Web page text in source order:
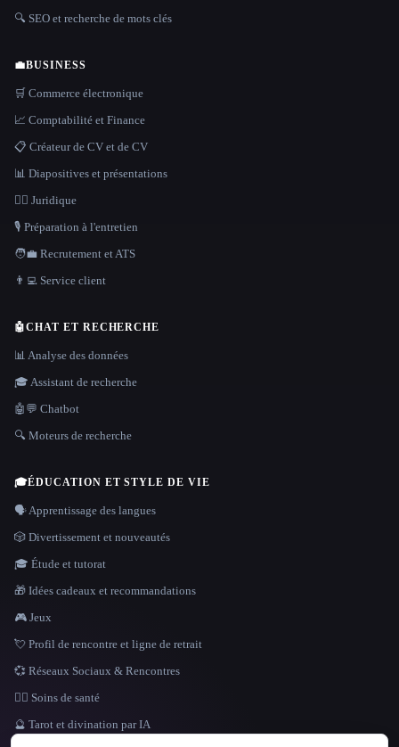
LANGUE
🔍 SEO et recherche de mots clés
💼BUSINESS
🛒 Commerce électronique
📈 Comptabilité et Finance
📋 Créateur de CV et de CV
📊 Diapositives et présentations
👩‍⚖️ Juridique
🎙️ Préparation à l'entretien
🧑‍💼 Recrutement et ATS
👨‍💻 Service client
🤖CHAT ET RECHERCHE
📊 Analyse des données
🎓 Assistant de recherche
🤖💬 Chatbot
🔍 Moteurs de recherche
🎓ÉDUCATION ET STYLE DE VIE
🗣️ Apprentissage des langues
🎲 Divertissement et nouveautés
🎓 Étude et tutorat
🎁 Idées cadeaux et recommandations
🎮 Jeux
💘 Profil de rencontre et ligne de retrait
💞 Réseaux Sociaux & Rencontres
👩‍⚕️ Soins de santé
🔮 Tarot et divination par IA